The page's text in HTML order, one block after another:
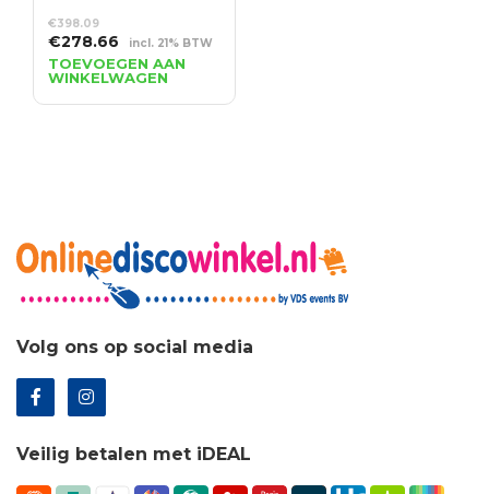
€398.09
Oorspronkelijke
prijs
was:
€398.09.
€278.66Huidige
prijs
is:
€278.66.
incl. 21% BTW
TOEVOEGEN AAN
WINKELWAGEN
Volg ons op social media
Veilig betalen met iDEAL